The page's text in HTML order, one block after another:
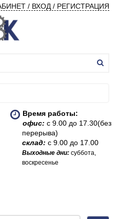
/ ВХОД / РЕГИСТРАЦИЯ
Время работы:
офис:с 9.00 до 17.30(без
перерыва)
склад:с 9.00 до 17.00
Выходные дни:суббота,
воскресенье